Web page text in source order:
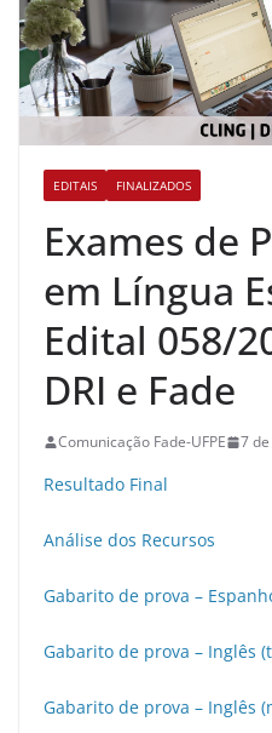
EDITAIS FINALIZADOS
Exames de
em Língua
Edital 058/
DRI e Fade
Comunicação Fade-UFPE 7
Resultado Final
Análise dos Recursos
Gabarito de prova –
Gabarito de prova – Inglês
Gabarito de prova – Inglês